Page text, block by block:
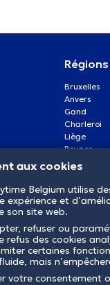
Régions
Bruxelles
Anvers
Gand
Charleroi
Liège
Bruges
Namur
Mons
Aalst
Nous
aux cookies
Belgium utilise
expérience et
son site web.
refuser ou
des cookies
certaines
mais
votre consentement